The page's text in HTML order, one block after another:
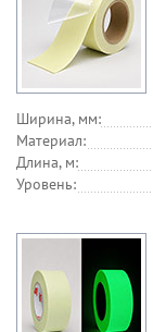
Ширина, мм:
Материал:
Длина, м:
Уровень: